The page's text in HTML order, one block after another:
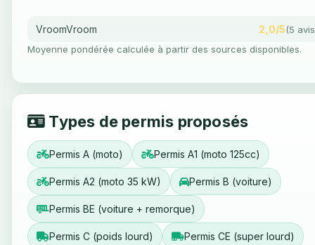
VroomVroom 2,0/5(5
Moyenne pondérée calculée à partir des sources disponibles.
Types de permis proposés
Permis A (moto) Permis A1 (moto 125cc)
Permis A2 (moto 35 kW) Permis B (voiture)
Permis BE (voiture + remorque)
Permis C (poids lourd) Permis CE (super lourd)